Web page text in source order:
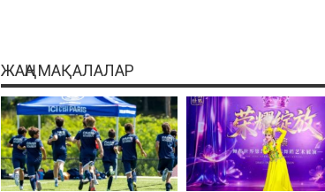
ЖАҢА МАҚАЛАЛАР